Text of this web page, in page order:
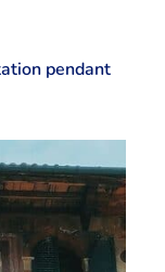
pendant